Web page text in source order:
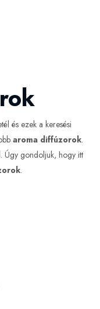
és ezek a keresési
aroma diffúzorok.
Úgy gondoljuk, hogy itt
.